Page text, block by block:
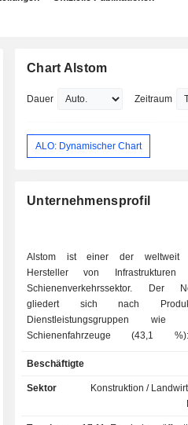
Chart Alstom
Dauer Zeitraum
ALO: Dynamischer Chart
Unternehmensprofil
Alstom ist einer der weltweit
Hersteller von
Schienenverkehrssektor. Der
gliedert sich nach
Dienstleistungsgruppen
Schienenfahrzeuge (43,1
Dienstleistungen (38,4 %):
Modernisierung,
Beschäftigte
Sektor
Konstruktion /